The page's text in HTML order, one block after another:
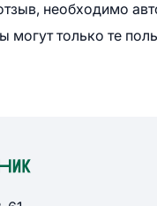
необходимо
могут только те